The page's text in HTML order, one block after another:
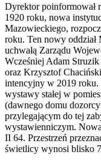
Dyrektor poinformował
1920 roku, nowa
Mazowieckiego,
roku. Ten nowy oddział
uchwałą Zarządu
Wcześniej Adam
oraz Krzysztof
intencyjny w 2019
wystawy stałej w
(dawnego domu
przylegającym do tej
wystawienniczym.
II 64. Przestrzeń
świetlicy wynosi blisko